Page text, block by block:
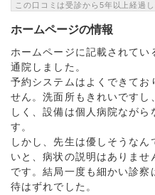
この口コミは受診から5年以上経過し
ホームページの情報
ホームページに記載されてい
通院しました。
予約システムはよくできてお
せん。洗面所もきれいですし
しく、設備は個人病院なが
す。
しかし、先生は優しそうな
いと、病状の説明はありま
です。結局一度も細かい診
待はずれでした。